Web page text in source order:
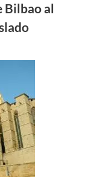
Bilbao al